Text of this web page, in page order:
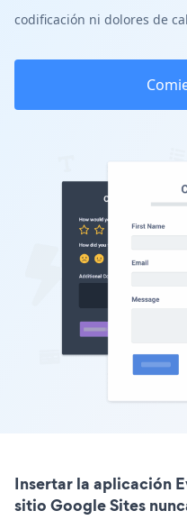
codificación ni dolores de
Insertar la aplicación
sitio Google Sites